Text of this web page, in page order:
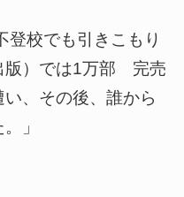
登校でも引きこもり
版）では1万部 完売
、その後、誰から
」